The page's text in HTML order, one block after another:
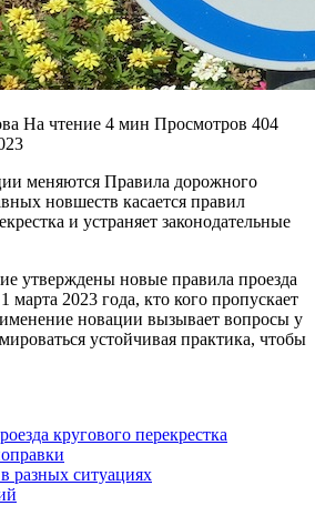
На чтение 4 мин Просмотров 404
меняются Правила дорожного
новшеств касается правил
и устраняет законодательные
утверждены новые правила проезда
марта 2023 года, кто кого пропускает
новации вызывает вопросы у
устойчивая практика, чтобы
кругового перекрестка
разных ситуациях